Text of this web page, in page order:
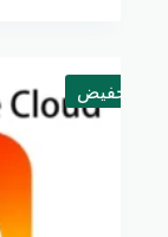
تخفيض